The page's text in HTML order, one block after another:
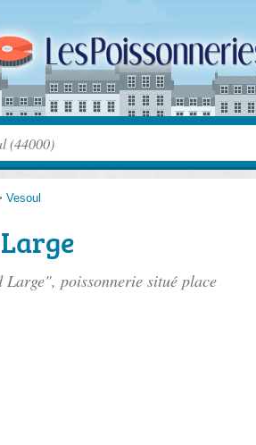
Vesoul
Large", poissonnerie situé place